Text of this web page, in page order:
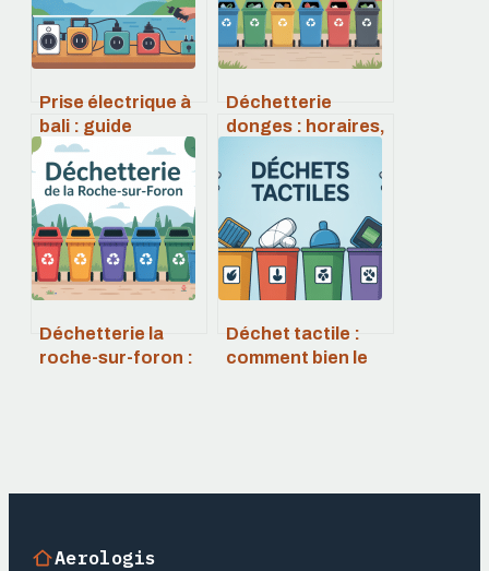
Prise électrique à
bali : guide
pratique pour
voyager branché
Déchetterie
donges : horaires,
fonctionnement à
connaître
Déchetterie la
roche-sur-foron :
Déchet tactile :
comment bien le
Aerologis